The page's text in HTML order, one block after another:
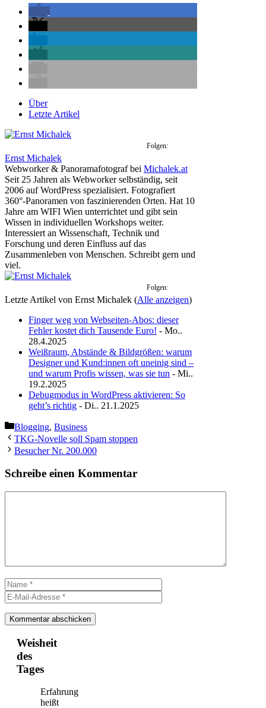
Über
Letzte Artikel
Folgen:
Ernst Michalek
Webworker & Panoramafotografbei Michalek.at
Seit 25 Jahren als Webworker selbständig, seit
2006 auf WordPress spezialisiert. Fotografiert
360°-Panoramen von faszinierenden Orten. Hat 10
Jahre am WIFI Wien unterrichtet und gibt sein
Wissen in individuellen Workshops weiter.
Interessiert an Wissenschaft, Technik und
Forschung und deren Einfluss auf das
Zusammenleben von Menschen. Schreibt gern und
viel.
Folgen:
Letzte Artikel von Ernst Michalek (Alle anzeigen)
Finger weg von Webseiten-Abos: dieser
Fehler kostet dich Tausende Euro! - Mo..
28.4.2025
Weißraum, Abstände & Bildgrößen: warum
Designer und Kund:innen oft uneinig sind –
und warum Profis wissen, was sie tun - Mi..
19.2.2025
Debugmodus in WordPress aktivieren: So
geht’s richtig - Di.. 21.1.2025
Kategorien
Blogging, Business
TKG-Novelle soll Spam stoppen
Besucher Nr. 200.000
Schreibe einen Kommentar
Name
Mail-
Adresse
Weisheit
des
Tages
Erfahrung
heißt